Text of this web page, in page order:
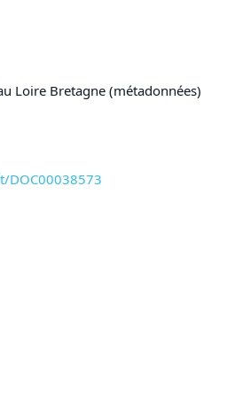
Loire Bretagne (métadonnées)
DOC00038573